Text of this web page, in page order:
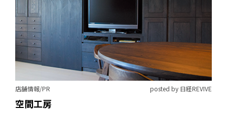
店舗情報/PR posted by 日経REVIVE
空間工房